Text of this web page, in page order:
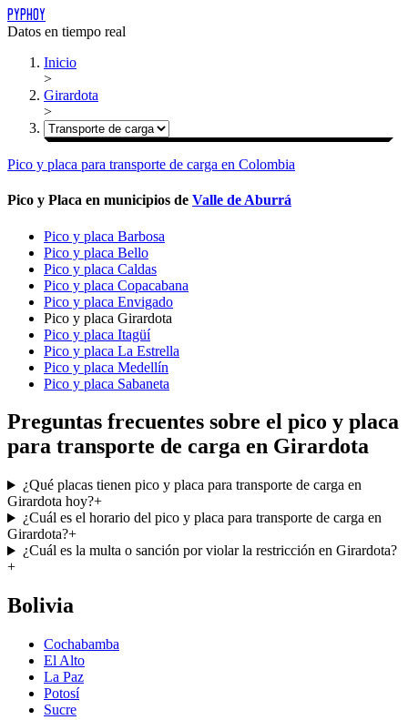
PYPHOY
Datos en tiempo real
Inicio
>
Girardota
>
Pico y placa para transporte de carga en Colombia
Pico y Placa en municipios de Valle de Aburrá
Pico y placa Barbosa
Pico y placa Bello
Pico y placa Caldas
Pico y placa Copacabana
Pico y placa Envigado
Pico y placa Girardota
Pico y placa Itagüí
Pico y placa La Estrella
Pico y placa Medellín
Pico y placa Sabaneta
Preguntas frecuentes sobre el pico y placa
para transporte de carga en Girardota
¿Qué placas tienen pico y placa para transporte de carga en
Girardota hoy?+
¿Cuál es el horario del pico y placa para transporte de carga en
Girardota?+
¿Cuál es la multa o sanción por violar la restricción en Girardota?
+
Bolivia
Cochabamba
El Alto
La Paz
Potosí
Sucre